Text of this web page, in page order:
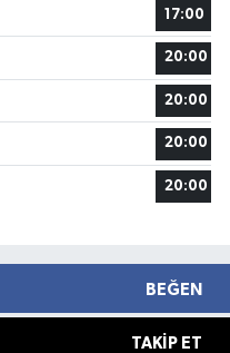
17:00
20:00
20:00
20:00
20:00
BEĞEN
TAKIP ET